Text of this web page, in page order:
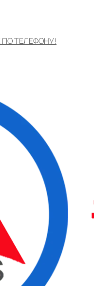
ТЕЛЕФОНУ!